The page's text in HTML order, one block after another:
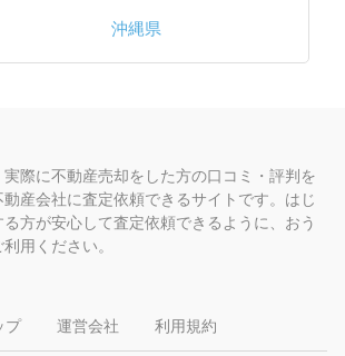
沖縄県
際に不動産売却をした方の口コミ・評判を
産会社に査定依頼できるサイトです。はじ
方が安心して査定依頼できるように、おう
用ください。
プ 運営会社 利用規約